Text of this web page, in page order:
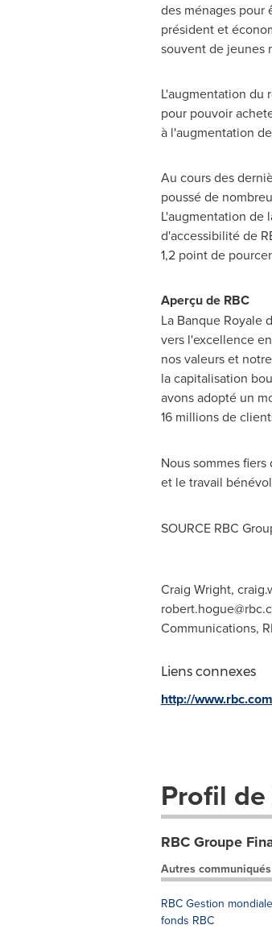
des ménages pour
président et
souvent de jeunes
L'augmentation du
pour pouvoir
à l'augmentation
Au cours des
poussé de
L'augmentation de
d'accessibilité de
1,2 point de
Aperçu de RBC
La Banque Royale
vers l'excellence
nos valeurs et
lacapitalisation
avons adopté un
16 millions de
Nous sommes
et le travail
SOURCE RBC
Craig Wright,
Communications,
Liens connexes
http://www.rbc.com
Profil
RBC Groupe
Autres
RBC Gestion
fonds RBC